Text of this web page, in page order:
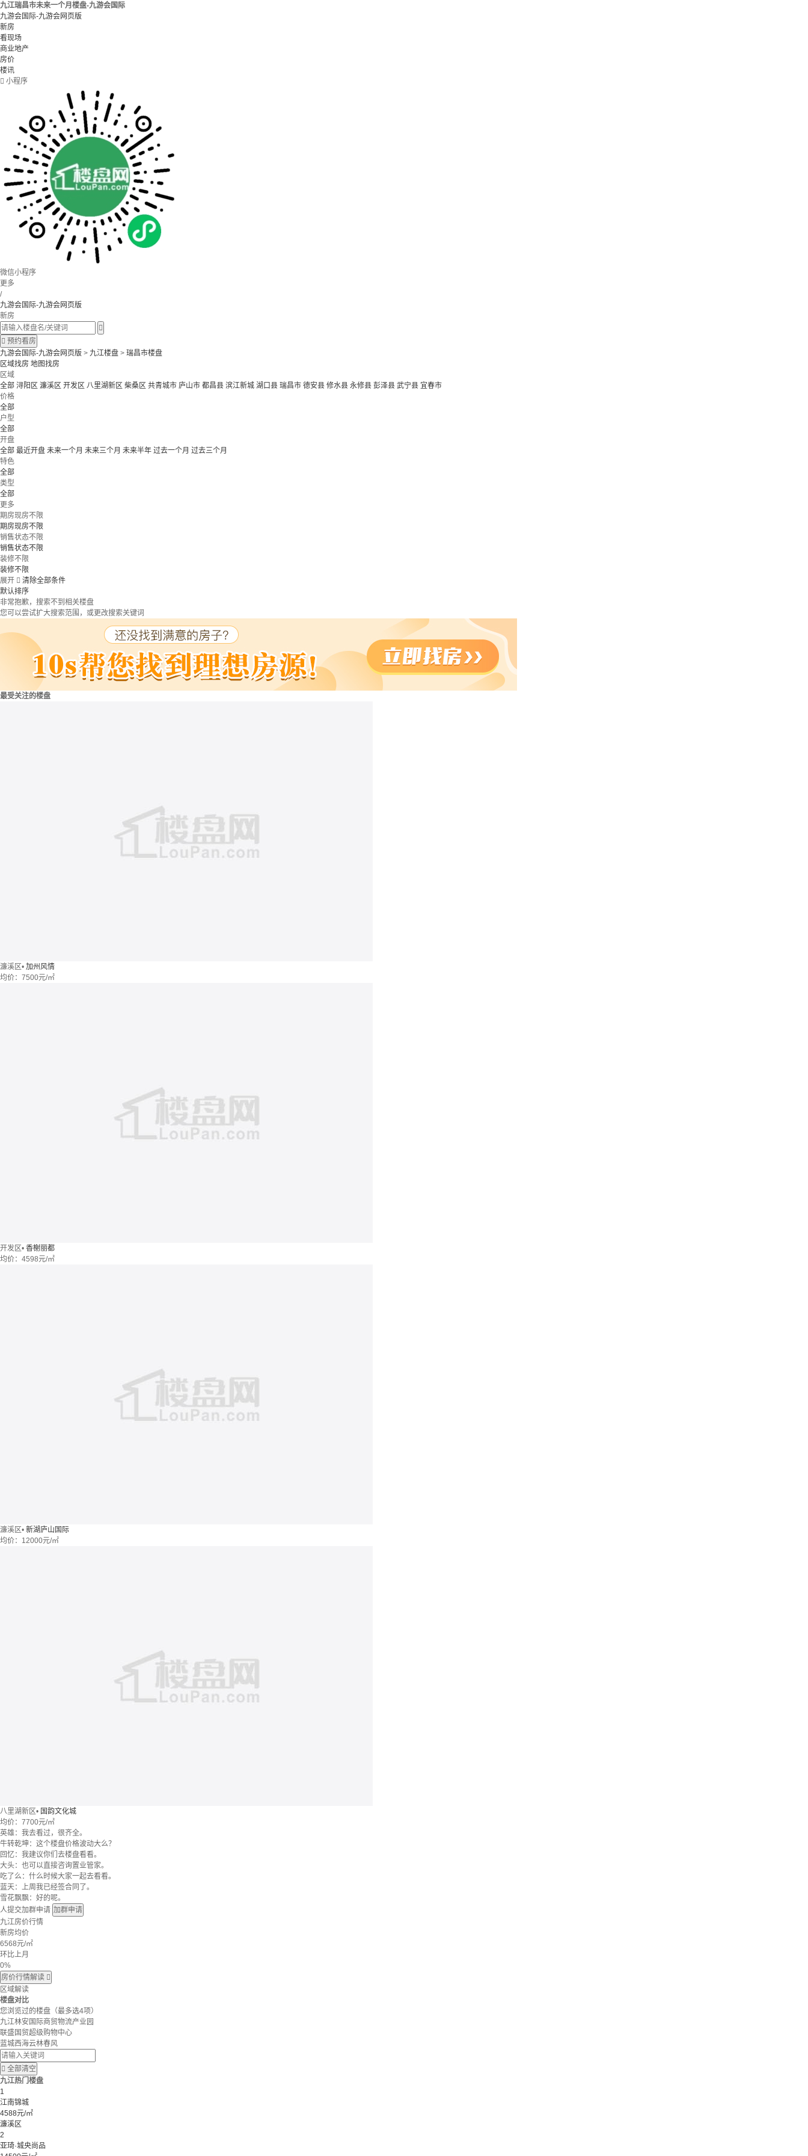
九江瑞昌市未来一个月楼盘-九游会国际
九游会国际-九游会网页版
新房
看现场
商业地产
房价
楼讯
 小程序
微信小程序
更多
/
九游会国际-九游会网页版
新房

 预约看房
九游会国际-九游会网页版 > 九江楼盘 > 瑞昌市楼盘
区域找房 地图找房
区域
全部 浔阳区 濂溪区 开发区 八里湖新区 柴桑区 共青城市 庐山市 都昌县 滨江新城 湖口县 瑞昌市 德安县 修水县 永修县 彭泽县 武宁县 宜春市
价格
全部
户型
全部
开盘
全部 最近开盘 未来一个月 未来三个月 未来半年 过去一个月 过去三个月
特色
全部
类型
全部
更多
期房现房不限
期房现房不限
销售状态不限
销售状态不限
装修不限
装修不限
展开  清除全部条件
默认排序
非常抱歉，搜索不到相关楼盘
您可以尝试扩大搜索范围，或更改搜索关键词
最受关注的楼盘
濂溪区• 加州风情
均价： 7500元/㎡
开发区• 香榭丽都
均价： 4598元/㎡
濂溪区• 新湖庐山国际
均价： 12000元/㎡
八里湖新区• 国韵文化城
均价： 7700元/㎡
英雄：我去看过，很齐全。
牛转乾坤：这个楼盘价格波动大么？
回忆：我建议你们去楼盘看看。
大头：也可以直接咨询置业管家。
吃了么：什么时候大家一起去看看。
蓝天：上周我已经签合同了。
雪花飘飘：好的呢。
人提交加群申请 加群申请
九江房价行情
新房均价
6568元/㎡
环比上月
0%
房价行情解读 
区域解读
楼盘对比
您浏览过的楼盘 （最多选4项）
九江林安国际商贸物流产业园
联盛国贸超级购物中心
蓝城西海云林春风
 全部清空
九江热门楼盘
1
江南锦城
4588元/㎡
濂溪区
2
亚琦·城央尚品